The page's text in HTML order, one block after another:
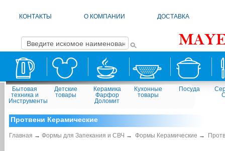
КОНТАКТЫ О КОМПАНИИ ДОСТАВКА
Бытовая
техника и
Инструменты
Детские
товары
Керамика
Фарфор
Доломит
Кухонные
товары
Посуда
Протвени Керамические
Главная → Формы для Запекания и СВЧ → Формы Керамические →